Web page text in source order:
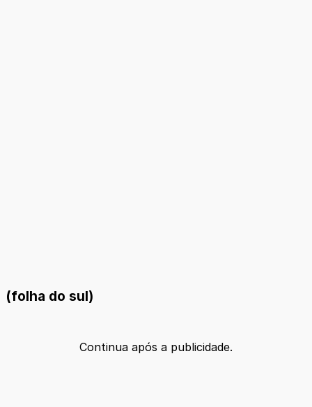
(folha do sul)
Continua após a publicidade.